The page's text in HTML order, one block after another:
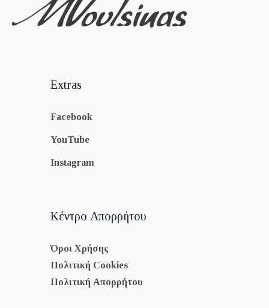
Extras
Facebook
YouTube
Instagram
Κέντρο Απορρήτου
Όροι Χρήσης
Πολιτική Cookies
Πολιτική Απορρήτου